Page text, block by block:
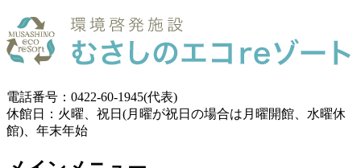
電話番号：0422-60-1945(代表)
休館日：火曜、祝日(月曜が祝日の場合は月曜開館、水曜休
館)、年末年始